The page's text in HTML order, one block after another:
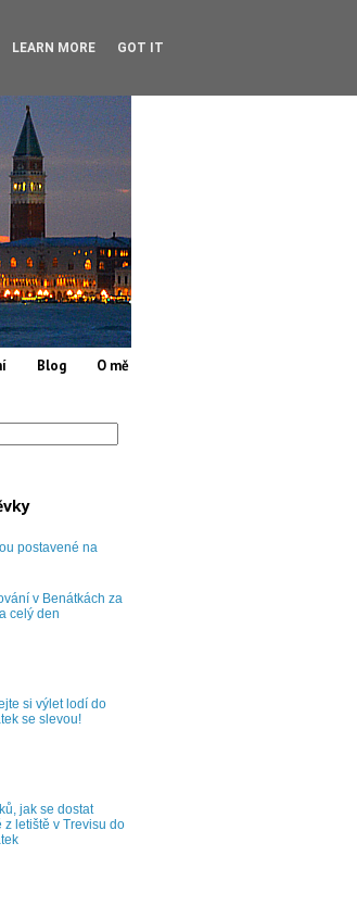
Blog O mě
postavené na
v Benátkách za
celý den
si výlet lodí do
se slevou!
jak se dostat
z letiště v Trevisu do
LEARN MORE GOT IT